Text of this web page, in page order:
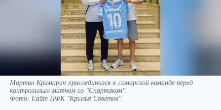
Мартин Крамарич присоединился к самарской команде перед
контрольным матчем со "Спартаком".
Фото: Сайт ПФК "Крылья Советов".